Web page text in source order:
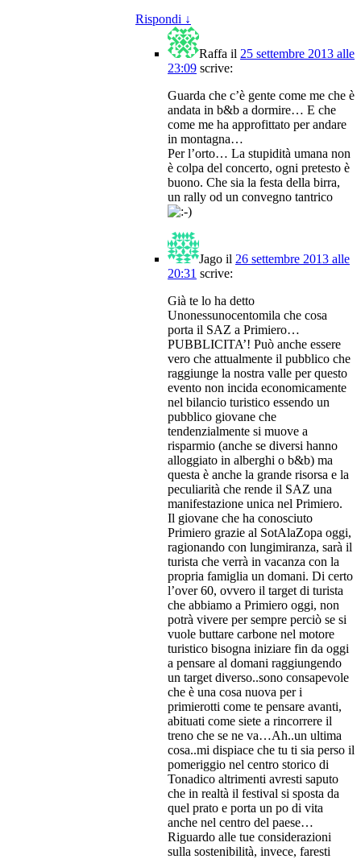
Rispondi ↓
Raffa il 25 settembre 2013 alle
23:09 scrive:
Guarda che c’è gente come me che è
andata in b&b a dormire… E che
come me ha approfittato per andare
in montagna…
Per l’orto… La stupidità umana non
è colpa del concerto, ogni pretesto è
buono. Che sia la festa della birra,
un rally od un convegno tantrico
Jago il 26 settembre 2013 alle
20:31 scrive:
Già te lo ha detto
Unonessunocentomila che cosa
porta il SAZ a Primiero…
PUBBLICITA’! Può anche essere
vero che attualmente il pubblico che
raggiunge la nostra valle per questo
evento non incida economicamente
nel bilancio turistico essendo un
pubblico giovane che
tendenzialmente si muove a
risparmio (anche se diversi hanno
alloggiato in alberghi o b&b) ma
questa è anche la grande risorsa e la
peculiarità che rende il SAZ una
manifestazione unica nel Primiero.
Il giovane che ha conosciuto
Primiero grazie al SotAlaZopa oggi,
ragionando con lungimiranza, sarà il
turista che verrà in vacanza con la
propria famiglia un domani. Di certo
l’over 60, ovvero il target di turista
che abbiamo a Primiero oggi, non
potrà vivere per sempre perciò se si
vuole buttare carbone nel motore
turistico bisogna iniziare fin da oggi
a pensare al domani raggiungendo
un target diverso..sono consapevole
che è una cosa nuova per i
primierotti come te pensare avanti,
abituati come siete a rincorrere il
treno che se ne va…Ah..un ultima
cosa..mi dispiace che tu ti sia perso il
pomeriggio nel centro storico di
Tonadico altrimenti avresti saputo
che in realtà il festival si sposta da
quel prato e porta un po di vita
anche nel centro del paese…
Riguardo alle tue considerazioni
sulla sostenibilità, invece, faresti